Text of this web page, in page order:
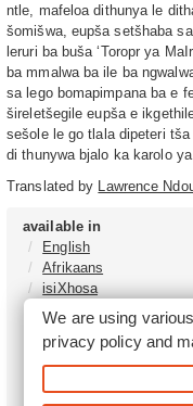
ntle, mafeloa dithunya le
šomišwa, eupša setšhaba
leruri ba buša ‘Toropr ya
ba mmalwa ba ile ba
sa lego bomapimpana ba e
šireletšegile eupša e
sešole le go tlala dipeteri
di thunywa bjalo ka karolo ya
Translated by Lawrence
available in
English
Afrikaans
isiXhosa
isiZulu
Sesotho
Tshivenḓa
Sepedi
isiNdebele
We are using
privacy policyand